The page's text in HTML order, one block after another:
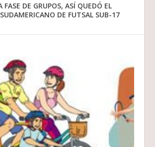
FASE DE GRUPOS, ASÍ QUEDÓ EL
DE FUTSAL SUB-17